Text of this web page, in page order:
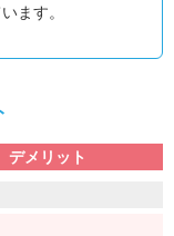
ます。
デメリット